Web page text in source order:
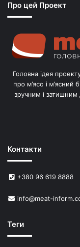
Про цей Проект
Головна ідея
про м’ясо і м’ясний
зручним і затишним
Контакти
+380 96 619 8888
info@meat-
Теги